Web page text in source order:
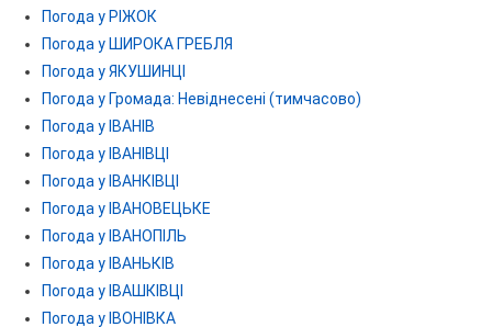
Погода у РІЖОК
Погода у ШИРОКА ГРЕБЛЯ
Погода у ЯКУШИНЦІ
Погода у Громада: Невіднесені (тимчасово)
Погода у ІВАНІВ
Погода у ІВАНІВЦІ
Погода у ІВАНКІВЦІ
Погода у ІВАНОВЕЦЬКЕ
Погода у ІВАНОПІЛЬ
Погода у ІВАНЬКІВ
Погода у ІВАШКІВЦІ
Погода у ІВОНІВКА